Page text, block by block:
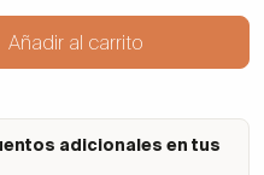
Añadir al carrito
adicionales en tus